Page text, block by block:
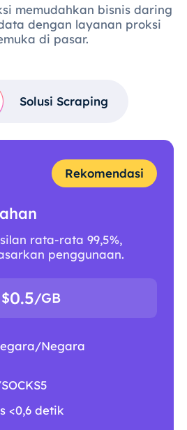
memudahkan bisnis daring
dengan layanan proksi
di pasar.
Solusi Scraping
Rekomendasi
rata-rata 99,5%,
penggunaan.
$0.5/GB
Negara
<0,6 detik